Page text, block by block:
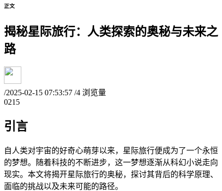
正文
揭秘星际旅行：人类探索的奥秘与未来之
路
/2025-02-15 07:53:57 /4 浏览量
0215
引言
自人类对宇宙的好奇心萌芽以来，星际旅行便成为了一个永恒
的梦想。随着科技的不断进步，这一梦想逐渐从科幻小说走向
现实。本文将揭开星际旅行的奥秘，探讨其背后的科学原理、
面临的挑战以及未来可能的路径。